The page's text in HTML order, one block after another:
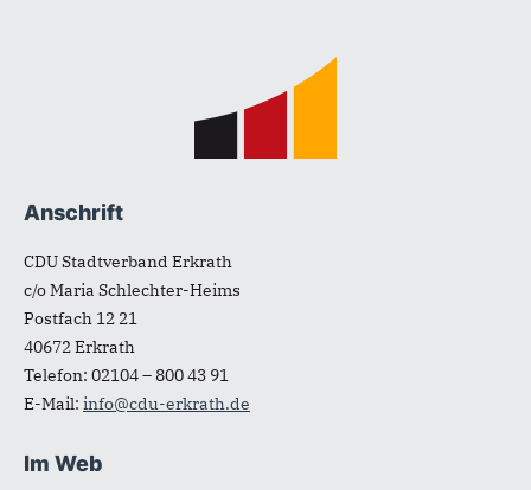
Anschrift
CDU Stadtverband Erkrath
c/o Maria Schlechter-Heims
Postfach 12 21
40672Erkrath
Telefon: 02104 – 800 43 91
E-Mail: info@cdu-erkrath.de
Im Web